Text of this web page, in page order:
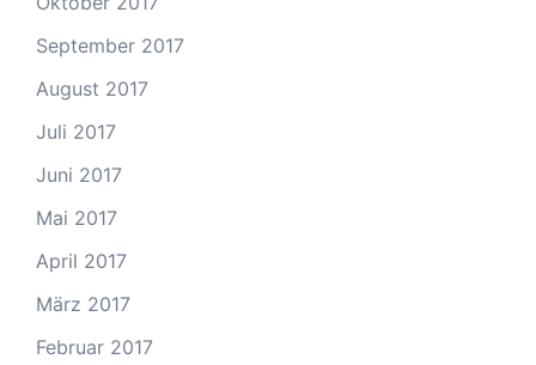
September 2017
August 2017
Juli 2017
Juni 2017
Mai 2017
April 2017
März 2017
Februar 2017